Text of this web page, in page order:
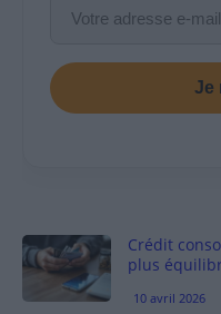
Je
Crédit
plus
10 avril 2026